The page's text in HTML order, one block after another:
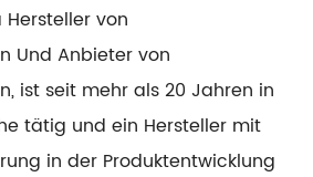
Hersteller von
Und Anbieter von
, ist seit mehr als 20 Jahren in
tätig und ein Hersteller mit
in der Produktentwicklung